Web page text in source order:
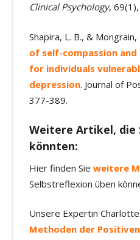
Clinical Psychology,
Shapira, L. B., &
of self-compassion
for individuals
depression. Journal of
377-389.
Weitere Artikel, die
könnten:
Hier finden Sie weitere
Selbstreflexion üben
Unsere Expertin
Methoden der